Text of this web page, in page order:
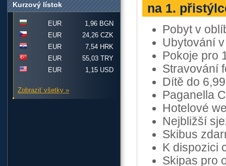
na 1.
Pobyt v
Ubytování
Pokoje pro
Stravování
Dítě do
Paganella
Hotelové
Nejbližší
Skibus
K dispozici
Skipas pro
Kurzový lístok
EUR
1,96 BGN
EUR
24,26 CZK
EUR
7,54 HRK
EUR
55,03 TRY
EUR
1,15 USD
Zobraziť všetky »